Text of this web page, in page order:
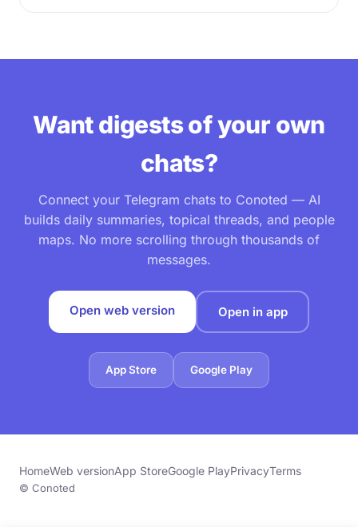
Want digests of your own
chats?
Connect your Telegram chats to Conoted — AI
builds daily summaries, topical threads, and people
maps. No more scrolling through thousands of
messages.
Open web version Open in app
App Store Google Play
HomeWeb versionApp StoreGoogle PlayPrivacyTerms
© Conoted